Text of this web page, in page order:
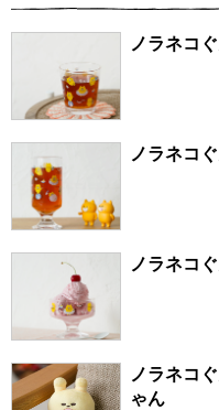
ノラネコ
ゃん